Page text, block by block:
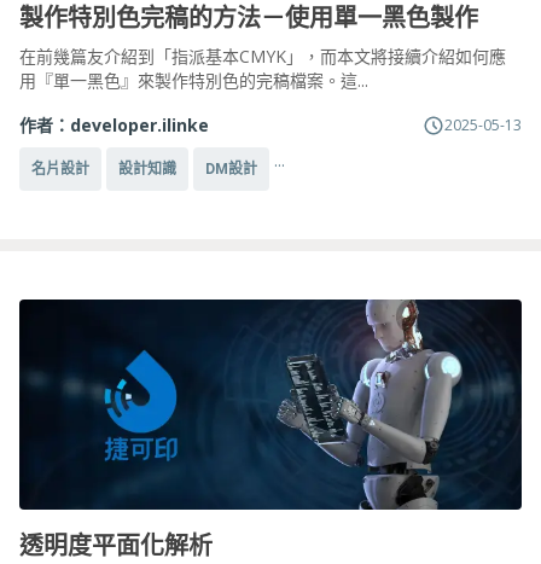
製作特別色完稿的方法－使用單一黑色製作
在前幾篇友介紹到「指派基本CMYK」，而本文將接續介紹如何應
用『單一黑色』來製作特別色的完稿檔案。這...
作者： developer.ilinke 2025-05-13
名片設計 設計知識 DM設計 ...
透明度平面化解析